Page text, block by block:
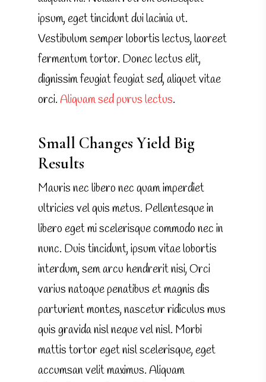
ipsum, eget tincidunt dui lacinia ut.
Vestibulum semper lobortis lectus, laoreet
fermentum tortor. Donec lectus elit,
dignissim feugiat feugiat sed, aliquet vitae
orci.Aliquam sed purus lectus.
Small Changes Yield Big
Results
Mauris nec libero nec quam imperdiet
ultricies vel quis metus. Pellentesque in
libero eget mi scelerisque commodo nec in
nunc. Duis tincidunt, ipsum vitae lobortis
interdum, sem arcu hendrerit nisi, Orci
varius natoque penatibus et magnis dis
parturient montes, nascetur ridiculus mus
quis gravida nisl neque vel nisl. Morbi
mattis tortor eget nisl scelerisque, eget
accumsan velit maximus. Aliquam